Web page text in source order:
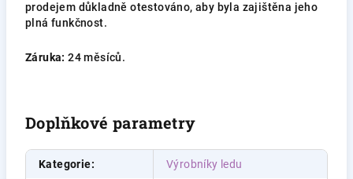
prodejem důkladně otestováno, aby byla zajištěna jeho
plná funkčnost.
Záruka:24 měsíců.
Doplňkové parametry
Kategorie: Výrobníky ledu